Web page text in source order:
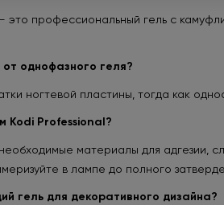
это профессиональный гель с
однофазного геля?
ногтевой пластины, тогда как
Kodi Professional?
материалы для адгезии,
в лампе до полного
гель для декоративного дизайна?